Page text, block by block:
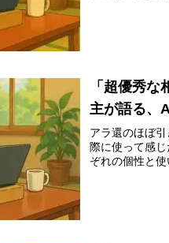
「超優秀
主が語る、
アラ還のほぼ
際に使って感
ぞれの個性と